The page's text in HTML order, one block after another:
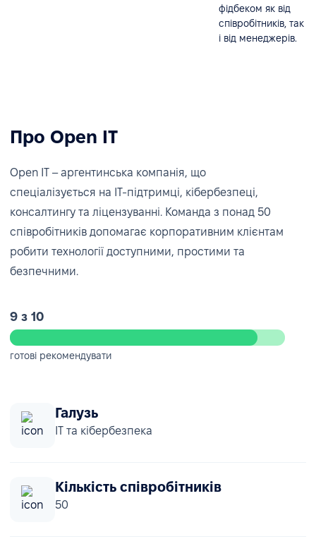
фідбеком як від
співробітників, так
і від менеджерів.
Про Open IT
Open IT – аргентинська компанія, що
спеціалізується на IT-підтримці, кібербезпеці,
консалтингу та ліцензуванні. Команда з понад 50
співробітників допомагає корпоративним клієнтам
робити технології доступними, простими та
безпечними.
9 з 10
готові рекомендувати
Галузь
IT та кібербезпека
Кількість співробітників
50